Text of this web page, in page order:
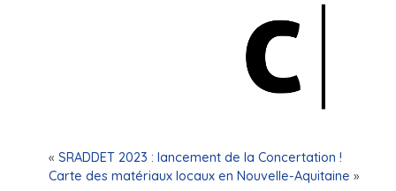
« SRADDET 2023 : lancement de la Concertation !
Carte des matériaux locaux en Nouvelle-Aquitaine »